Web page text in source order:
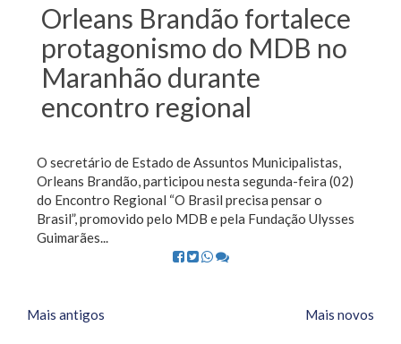
Orleans Brandão fortalece
protagonismo do MDB no
Maranhão durante
encontro regional
O secretário de Estado de Assuntos Municipalistas,
Orleans Brandão, participou nesta segunda-feira (02)
do Encontro Regional “O Brasil precisa pensar o
Brasil”, promovido pelo MDB e pela Fundação Ulysses
Guimarães...
Posts
Mais antigos Mais novos